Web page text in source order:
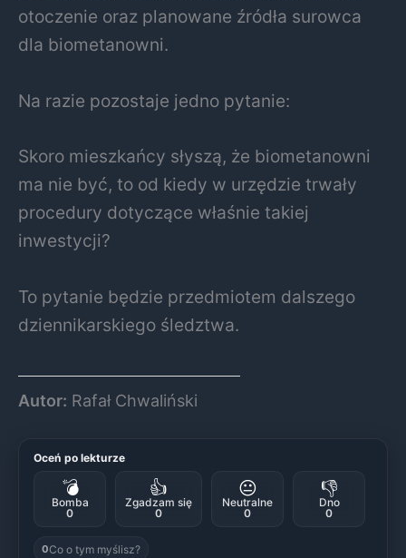
otoczenie oraz planowane źródła surowca
dla biometanowni.
Na razie pozostaje jedno pytanie:
Skoro mieszkańcy słyszą, że biometanowni
ma nie być, to od kiedy w urzędzie trwały
procedury dotyczące właśnie takiej
inwestycji?
To pytanie będzie przedmiotem dalszego
dziennikarskiego śledztwa.
Autor: Rafał Chwaliński
Oceń po lekturze
💣
Bomba
0
👍
Zgadzam się
0
😐
Neutralne
0
👎
Dno
0
0Co o tym myślisz?